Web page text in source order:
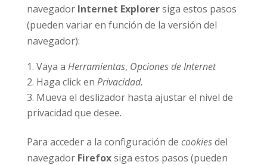
navegador Internet Explorersiga estos pasos
(pueden variar en función de la versión del
navegador):
Vaya a Herramientas, Opciones de Internet
Haga click en Privacidad.
Mueva el deslizador hasta ajustar el nivel de
privacidad que desee.
Para acceder a la configuración de cookiesdel
navegador Firefoxsiga estos pasos (pueden